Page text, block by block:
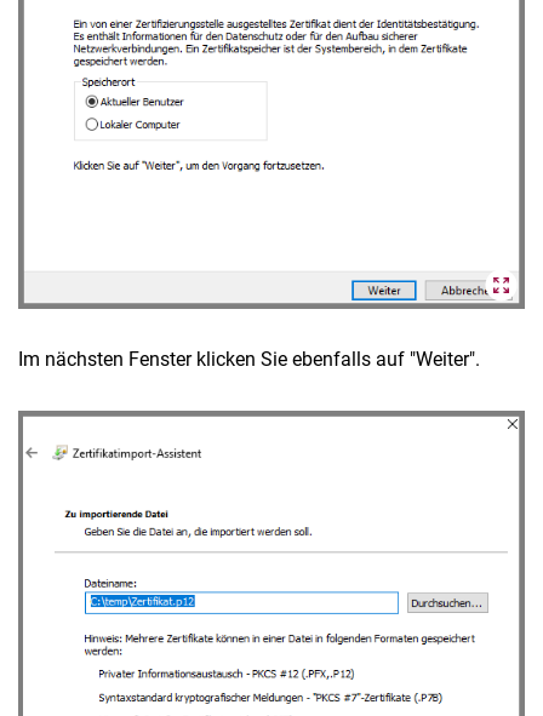
Im nächsten Fenster klicken Sie ebenfalls auf "Weiter".